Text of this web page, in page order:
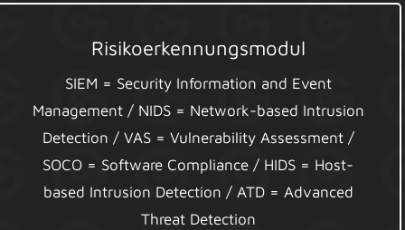
Risikoerkennungsmodul
SIEM = Security Information and Event
Management / NIDS = Network-based Intrusion
Detection / VAS = Vulnerability Assessment /
SOCO = Software Compliance / HIDS = Host-
based Intrusion Detection / ATD = Advanced
Threat Detection